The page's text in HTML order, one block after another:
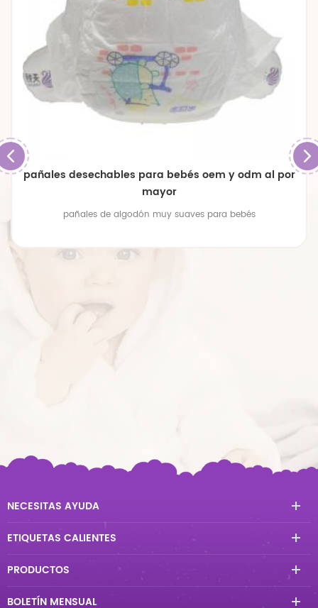
pañales desechables para bebés oem y odm al por
mayor
pañales de algodón muy suaves para bebés
NECESITAS AYUDA
ETIQUETAS CALIENTES
PRODUCTOS
BOLETÍN MENSUAL